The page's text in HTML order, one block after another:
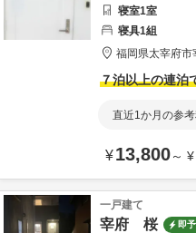
寝室1室
寝具1組
福岡県太宰府市
７泊以上の連泊
直近1か月の参
¥13,800～ ¥
一戸建て
宰府 桜 即